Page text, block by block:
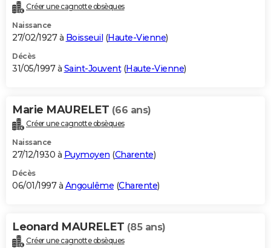
Créer une cagnotte obsèques
Naissance
27/02/1927 à Boisseuil (Haute-Vienne)
Décès
31/05/1997 à Saint-Jouvent(Haute-Vienne)
Marie MAURELET (66 ans)
Créer une cagnotte obsèques
Naissance
27/12/1930 à Puymoyen (Charente)
Décès
06/01/1997 à Angoulême (Charente)
Leonard MAURELET (85 ans)
Créer une cagnotte obsèques